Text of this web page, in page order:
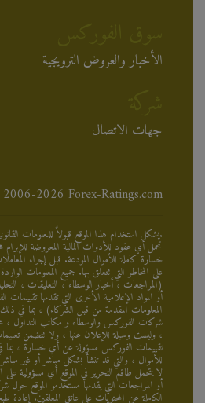
الأخبار والعروض الترويجية
جهات الاتصال
2026 Forex-Ratings.com
يشكل استخدام هذا الموقع قبولاً للمعلومات القانونية التالية.
تحمل أي عقود للأدوات المالية المعروضة
خسارة كاملة للأموال المودعة. قبل إجراء
على المخاطر التي تتعلق بها. جميع المعلومات
(المراجعات ، أخبار الوسطاء ، التعليقات ،
أو المواد الإعلامية الأخرى التي تقدمها
المعلومات المقدمة من قبل الشركاء) ، بما في
شركات الفوركس والوسطاء و مكاتب التداول
، وليست وسيلة للإعلان عنها ، ولا تتضمن
تقييمات الفوركس مسؤولة عن أي خسارة ، بما
للأموال ، والتي قد تنشأ بشكل مباشر أو غير
لا يتحمل طاقم التحرير في الموقع أي مسؤولية
أو المراجعات التي يقدمها مستخدمو الموقع حول
الكاملة عن المحتويات على عاتق المعلقين.